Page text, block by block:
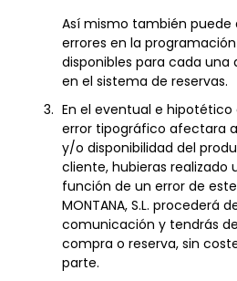
Así mismo también puede
errores en la
disponibles para cada una
en el sistema de reservas.
En el eventual e hipotético
error tipográfico afectara
y/o disponibilidad del
cliente, hubieras realizado
función de un error de este
MONTANA, S.L. procederá
comunicación y tendrás
compra o reserva, sin
parte.